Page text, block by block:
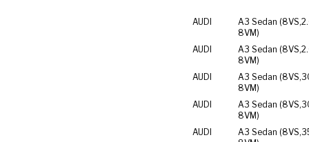
AUDI
A3 Sedan (8VS,
8VM)
AUDI
A3 Sedan (8VS,
8VM)
AUDI
A3 Sedan (8VS,
8VM)
AUDI
A3 Sedan (8VS,
8VM)
AUDI
A3 Sedan (8VS,